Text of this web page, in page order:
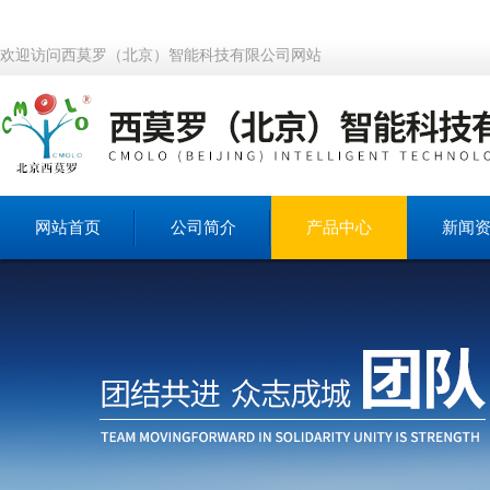
欢迎访问西莫罗（北京）智能科技有限公司网站
网站首页 公司简介 产品中心 新闻